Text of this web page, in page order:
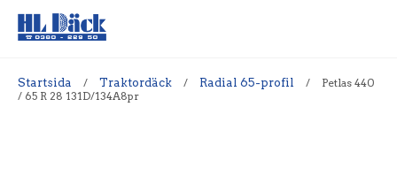
Startsida / Traktordäck / Radial 65-profil /
Petlas 440
/ 65 R 28 131D/134A8pr